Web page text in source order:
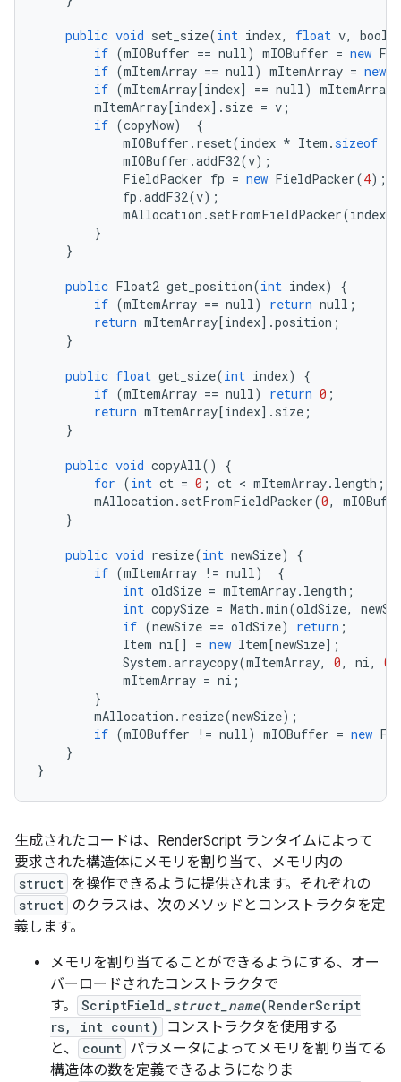
public void set_size(int index, float v,
if (mIOBuffer == null) mIOBuffer = new
if (mItemArray == null) mItemArray = new
if (mItemArray[index] == null) mItemArray
mItemArray[index]. size = v ;
if (copyNow)
{
mIOBuffer . reset(index * Item .sizeof
mIOBuffer .addF32(v);
FieldPacker fp = new FieldPacker(4);
fp .addF32(v);
mAllocation . setFromFieldPacker(index
}
}
public Float2 get_position(int index)
{
if (mItemArray == null) return null ;
return mItemArray[index].position ;
}
public float get_size(int index)
{
if (mItemArray == null) return 0 ;
return mItemArray[index]. size ;
}
public void copyAll()
{
for (int ct = 0 ; ct < mItemArray. length ;
mAllocation . setFromFieldPacker(0,
}
public void resize(int newSize)
{
if (mItemArray != null)
{
int oldSize = mItemArray. length ;
int copySize = Math .min(oldSize,
if (newSize == oldSize) return ;
Item ni[] = new Item[newSize];
System .arraycopy(mItemArray, 0, ni, 0
mItemArray = ni ;
}
mAllocation . resize(newSize);
if (mIOBuffer != null) mIOBuffer = new
}
}
生成されたコードは、RenderScript ランタイムによって
要求された構造体にメモリを割り当て、メモリ内の
struct を操作できるように提供されます。それぞれの
struct のクラスは、次のメソッドとコンストラクタを定
義します。
メモリを割り当てることができるようにする、オー
バーロードされたコンストラクタで
す。
ScriptField_ struct_name(RenderScript
rs, int count)
コンストラクタを使用する
と、
count パラメータによってメモリを割り当てる
構造体の数を定義できるようになりま